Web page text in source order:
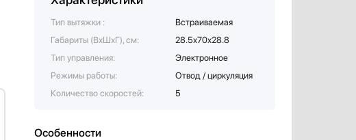
Тип вытяжки :
Встраиваемая
Габариты (ВхШхГ), см:
28.5х70х28.8
Тип управления:
Электронное
Режимы работы:
Отвод / циркуляция
Количество скоростей:
5
Особенности